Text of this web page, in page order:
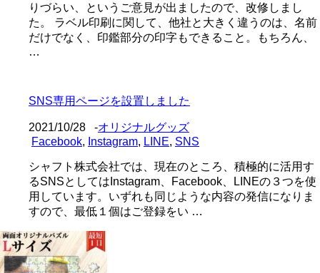
りづらい、というご意見が出ましたので、改修しまし
た。 ラベル印刷に関して、他社と大きく違うのは、名前
だけでなく、印鑑部分の印字もできること。もちろん、
…
SNS専用ページを設置しました
2021/10/28 -オリジナルグッズ
Facebook, Instagram, LINE, SNS
シャフト株式会社では、現在のところ、積極的に活用す
るSNSとしてはInstagram、Facebook、LINEの３つを使
用しています。いずれも同じような内容の発信になりま
すので、最低１個はご登録をい …